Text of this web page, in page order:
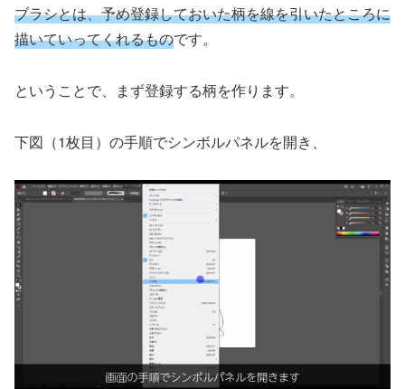
ブラシとは、予め登録しておいた柄を線を引いたところに
描いていってくれるものです。
ということで、まず登録する柄を作ります。
下図（1枚目）の手順でシンボルパネルを開き、